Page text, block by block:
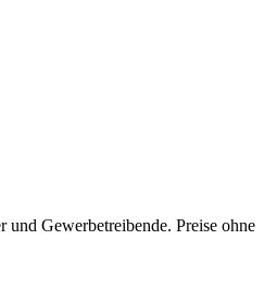
und Gewerbetreibende. Preise ohne